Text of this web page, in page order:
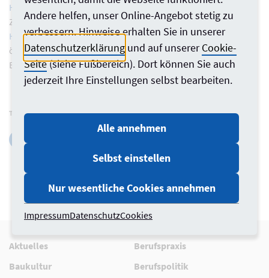
Hier geht es zum Erlass vom 15.11.2024
Zufahrten für die Feuerwehr auf den Grundstücken)
Hier geht es zum Erlass vom 30.12.2021(Nutzung der
öffentlichen Verkehrsflächen als Aufstell- und
Bewegungsfläche für die Feuerwehr)
Teilen via
Aktuelles
Berufspraxis
Baukultur
Berufspolitik
Andere helfen, unser Online-Angebot stetig zu
verbessern. Hinweise erhalten Sie in unserer
Datenschutzerklärung und auf unsererCookie-
Seite(siehe Fußbereich). Dort können Sie auch
jederzeit Ihre Einstellungen selbst bearbeiten.
Alle annehmen
Selbst einstellen
Nur wesentliche Cookies annehmen
ImpressumDatenschutzCookies